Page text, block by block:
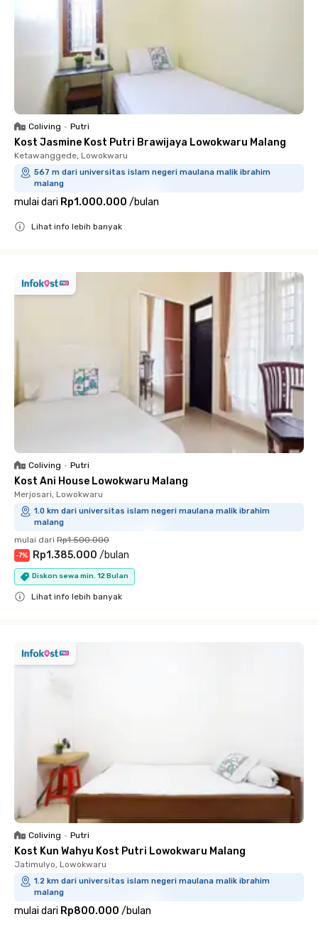
Coliving • Putri
Kost Jasmine Kost Putri Brawijaya Lowokwaru Malang
Ketawanggede, Lowokwaru
567 m dari universitas islam negeri maulana malik ibrahim
malang
mulai dari Rp1.000.000 /bulan
Lihat info lebih banyak
Coliving • Putri
Kost Ani House Lowokwaru Malang
Merjosari, Lowokwaru
1.0 km dari universitas islam negeri maulana malik ibrahim
malang
mulai dari Rp1.500.000
-7% Rp1.385.000 /bulan
Diskon sewa min. 12 Bulan
Lihat info lebih banyak
Coliving • Putri
Kost Kun Wahyu Kost Putri Lowokwaru Malang
Jatimulyo, Lowokwaru
1.2 km dari universitas islam negeri maulana malik ibrahim
malang
mulai dari Rp800.000 /bulan